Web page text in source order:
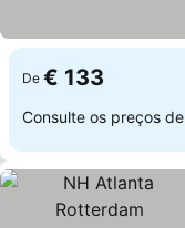
De € 133
Consulte os preços de